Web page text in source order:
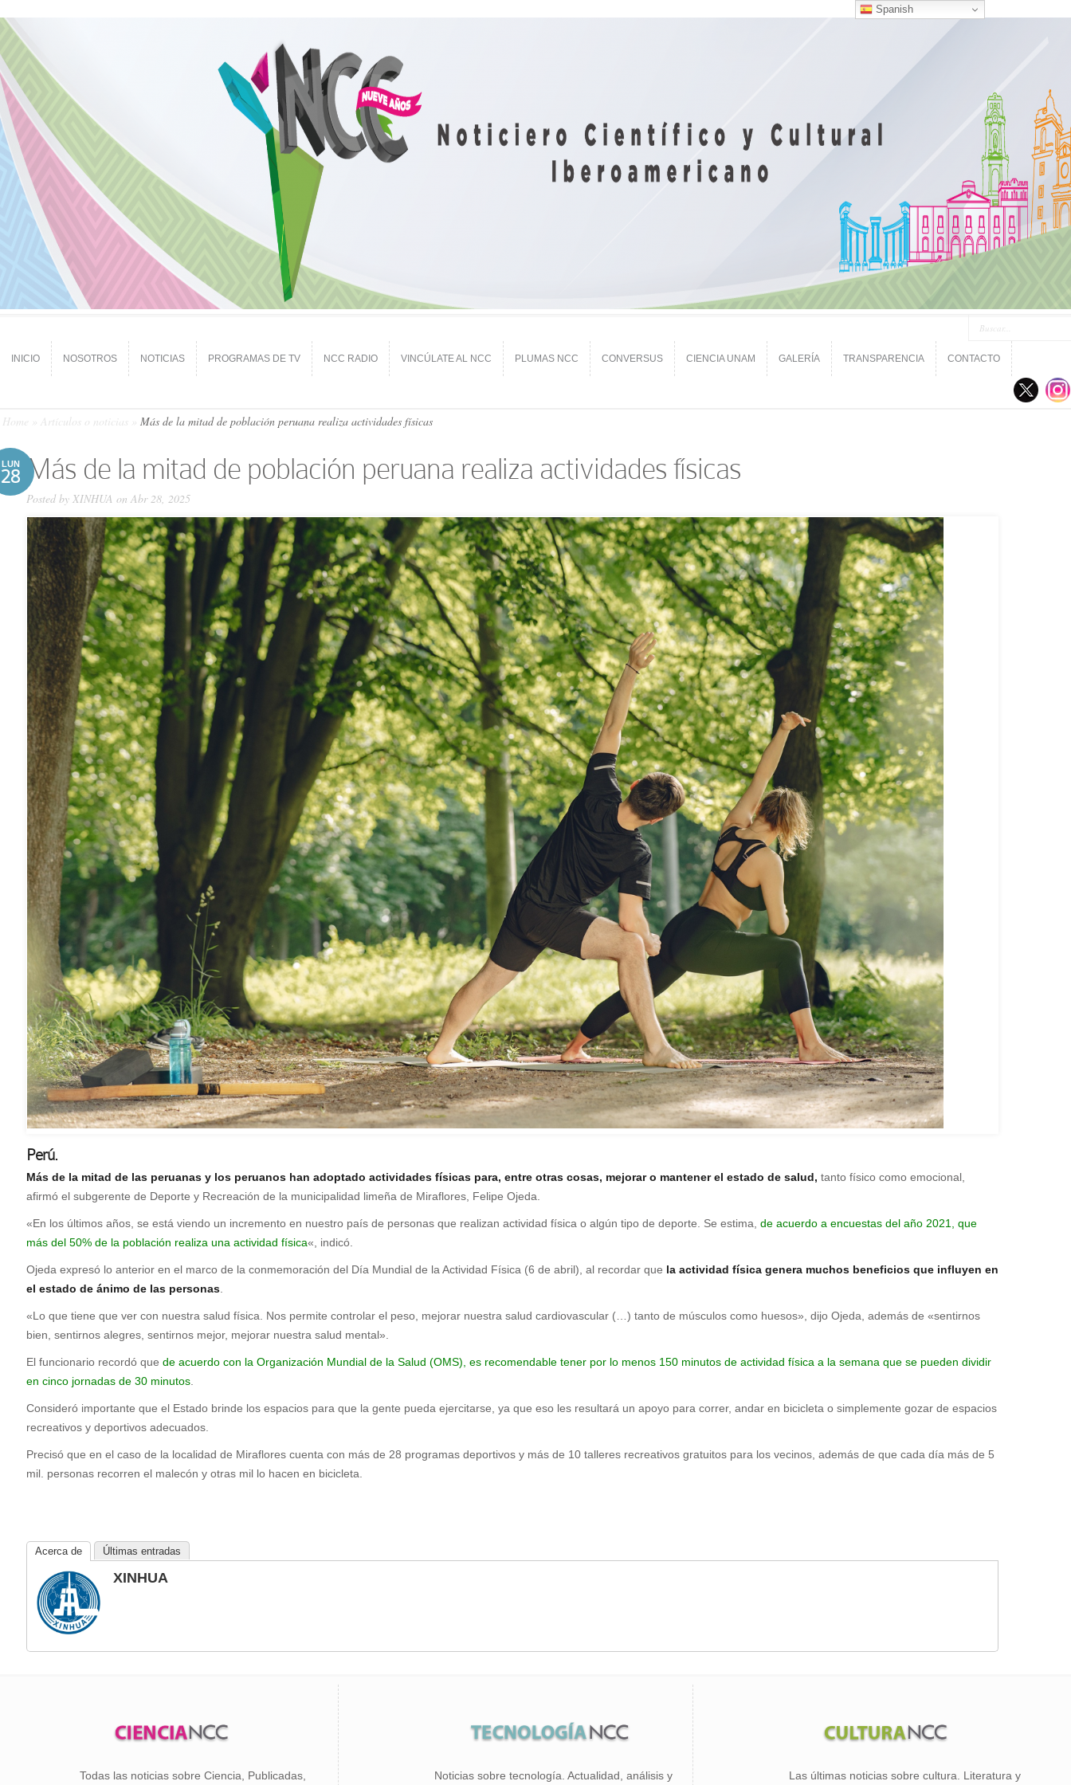
INICIO NOSOTROS NOTICIAS PROGRAMAS DE TV NCC RADIO VINCÚLATE AL NCC PLUMAS NCC CONVERSUS CIENCIA UNAM GALERÍA TRANSPARENCIA CONTACTO
Home Artículos o noticias Más de la mitad de población peruana realiza actividades físicas
LUN
28 Más de la mitad de población peruana realiza actividades físicas
Posted by XINHUA on Abr 28, 2025
Perú.
Más de la mitad de las peruanas y los peruanos han adoptado actividades físicas para, entre otras cosas, mejorar o mantener el estado de salud, tanto físico como emocional,
afirmó el subgerente de Deporte y Recreación de la municipalidad limeña de Miraflores, Felipe Ojeda.
«En los últimos años, se está viendo un incremento en nuestro país de personas que realizan actividad física o algún tipo de deporte. Se estima, de acuerdo a encuestas del año 2021, que
más del 50% de la población realiza una actividad física«, indicó.
Ojeda expresó lo anterior en el marco de la conmemoración del Día Mundial de la Actividad Física (6 de abril), al recordar que la actividad física genera muchos beneficios que influyen en
el estado de ánimo de las personas
«Lo que tiene que ver con nuestra salud física. Nos permite controlar el peso, mejorar nuestra salud cardiovascular (…) tanto de músculos como huesos», dijo Ojeda, además de «sentirnos
bien, sentirnos alegres, sentirnos mejor, mejorar nuestra salud mental».
El funcionario recordó que de acuerdo con la Organización Mundial de la Salud (OMS), es recomendable tener por lo menos 150 minutos de actividad física a la semana que se pueden dividir
en cinco jornadas de 30 minutos
Consideró importante que el Estado brinde los espacios para que la gente pueda ejercitarse, ya que eso les resultará un apoyo para correr, andar en bicicleta o simplemente gozar de espacios
recreativos y deportivos adecuados.
Precisó que en el caso de la localidad de Miraflores cuenta con más de 28 programas deportivos y más de 10 talleres recreativos gratuitos para los vecinos, además de que cada día más de 5
mil. personas recorren el malecón y otras mil lo hacen en bicicleta.
Acerca de Últimas entradas
XINHUA
Todas las noticias sobre Ciencia, Publicadas, Noticias sobre tecnología. Actualidad, análisis y Las últimas noticias sobre cultura. Literatura y
Spanish